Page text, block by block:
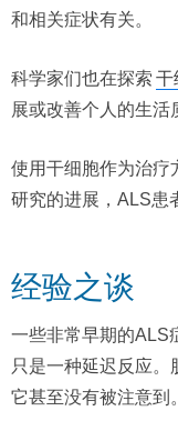
和相关症状有关。
科学家们也在探索 干
展或改善个人的生活
使用干细胞作为治疗
研究的进展，ALS患
经验之谈
一些非常早期的ALS
只是一种延迟反应
它甚至没有被注意到。